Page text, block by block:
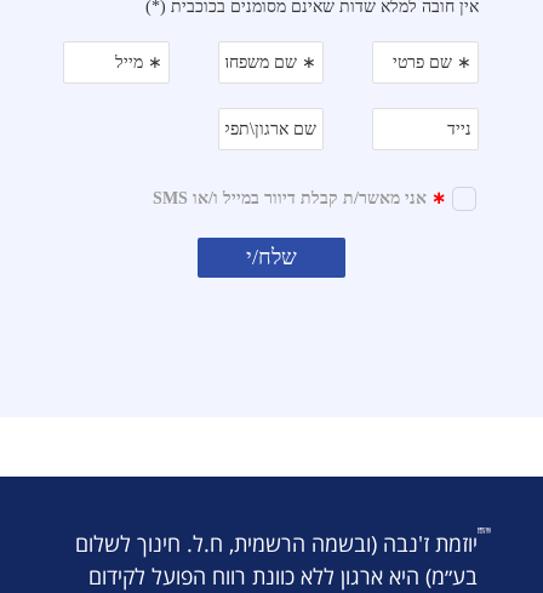
יוזמת ז'נבה (ובשמה הרשמית, ח.ל. חינוך לשלום
בע״מ) היא ארגון ללא כוונת רווח הפועל לקידום